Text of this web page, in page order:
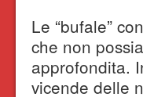
Le “bufale”
che non
approfondita.
vicende delle